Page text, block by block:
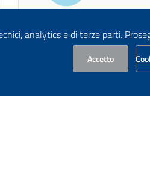
analytics e di terze parti.
Accetto